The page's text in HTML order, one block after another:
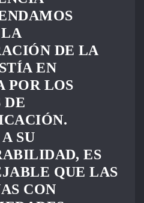
DE LA
EN
POR LOS
DE
SU
ES
QUE LAS
CON